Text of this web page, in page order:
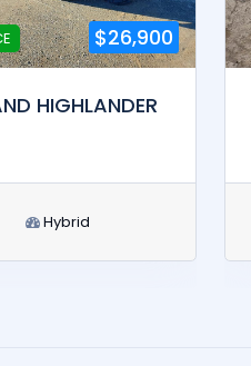
$26,900
HIGHLANDER
Hybrid